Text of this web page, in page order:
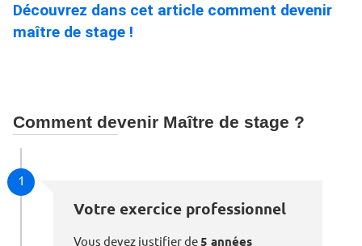
Découvrez dans cet article comment devenir
maître de stage !
Comment devenir Maître de stage ?
1
Votre exercice professionnel
Vous devez justifier de5 années